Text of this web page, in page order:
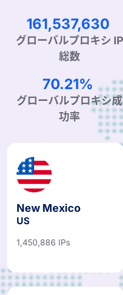
229,829,962
グローバルプロキシ IP
99.90%
グローバルプロキシ成
New Mexico
US